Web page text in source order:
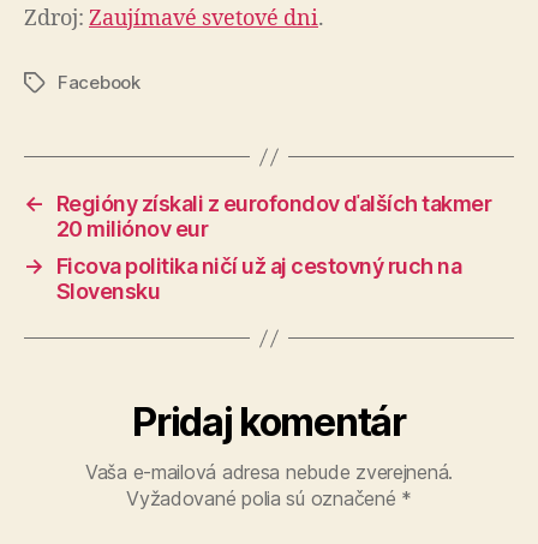
Zdroj: Zaujímavé svetové dni.
ZnačkyFacebook
←
Regióny získali z eurofondov ďalších takmer
20 miliónov eur
→
Ficova politika ničí už aj cestovný ruch na
Slovensku
Pridaj komentár
Vaša e-mailová adresa nebude zverejnená.
Vyžadované polia sú označené *